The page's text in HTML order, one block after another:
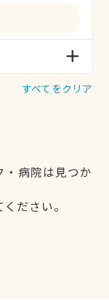
すべてをクリア
・病院は見つか
ださい。